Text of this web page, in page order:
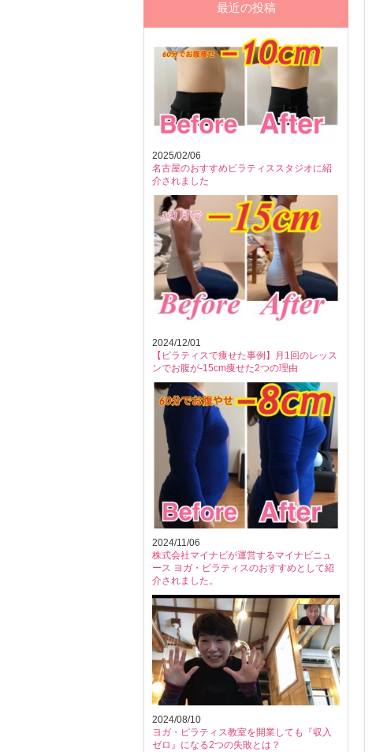
最近の投稿
2025/02/06
名古屋のおすすめピラティススタジオに紹
介されました
2024/12/01
【ピラティスで痩せた事例】月1回のレッス
ンでお腹が-15cm痩せた2つの理由
2024/11/06
株式会社マイナビが運営するマイナビニュ
ース ヨガ・ピラティスのおすすめとして紹
介されました。
2024/08/10
ヨガ・ピラティス教室を開業しても『収入
ゼロ』になる2つの失敗とは？